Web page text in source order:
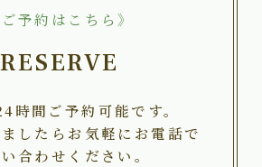
ご予約はこちら》
RESERVE
時間ご予約可能です。
したらお気軽にお電話で
合わせください。